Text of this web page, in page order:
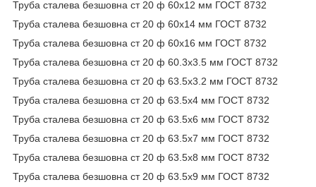
Труба сталева безшовна ст 20 ф 60х12 мм ГОСТ 8732
Труба сталева безшовна ст 20 ф 60х14 мм ГОСТ 8732
Труба сталева безшовна ст 20 ф 60х16 мм ГОСТ 8732
Труба сталева безшовна ст 20 ф 60.3х3.5 мм ГОСТ 8732
Труба сталева безшовна ст 20 ф 63.5х3.2 мм ГОСТ 8732
Труба сталева безшовна ст 20 ф 63.5х4 мм ГОСТ 8732
Труба сталева безшовна ст 20 ф 63.5х6 мм ГОСТ 8732
Труба сталева безшовна ст 20 ф 63.5х7 мм ГОСТ 8732
Труба сталева безшовна ст 20 ф 63.5х8 мм ГОСТ 8732
Труба сталева безшовна ст 20 ф 63.5х9 мм ГОСТ 8732